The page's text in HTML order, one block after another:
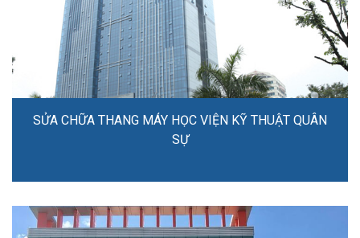
SỬA CHỮA THANG MÁY HỌC VIỆN KỸ THUẬT QUÂN
SỰ